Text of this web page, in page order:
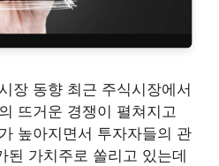
장 동향 최근 주식시장에서
뜨거운 경쟁이 펼쳐지고
높아지면서 투자자들의 관
된 가치주로 쏠리고 있는데